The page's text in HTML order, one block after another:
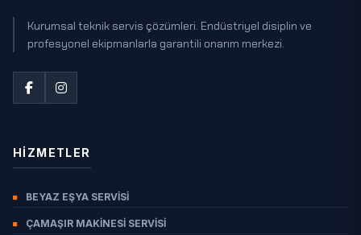
BURDUR
BURSA
ÇANAKKALE
ÇANKIRI
DENIZLI
DÜZCE
EDIRNE
Kurumsal teknik servis çözümleri. Endüstriyel disiplin ve
profesyonel ekipmanlarla garantili onarım merkezi.
HIZMETLER
BEYAZ EŞYA SERVISI
ÇAMAŞIR MAKINESI SERVISI